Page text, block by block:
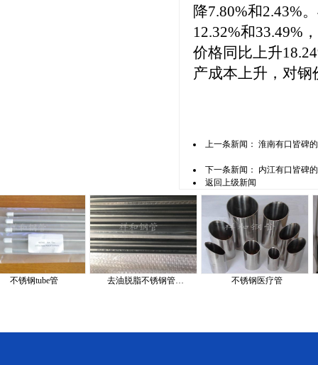
降7.80%和2.43%
12.32%和33.49%
价格同比上升
产成本上升，对
上一条新闻： 淮南有口皆碑
下一条新闻：
内江有口皆碑
返回上级新闻
tube管 去油脱脂不锈钢管… 不锈钢医疗管